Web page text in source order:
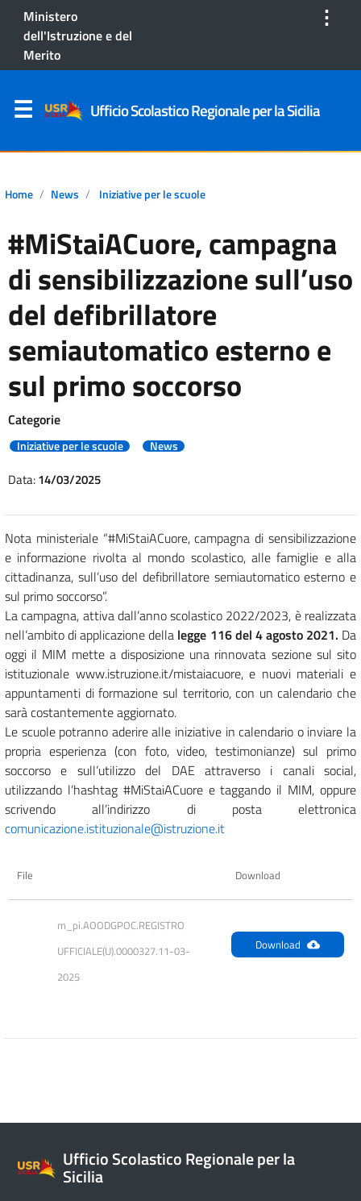
Ministero
dell'Istruzione e del
Merito
⋮
Ufficio Scolastico Regionale per la Sicilia
Home News Iniziative per le scuole
#MiStaiACuore, campagna
di sensibilizzazione sull’uso
del defibrillatore
semiautomatico esterno e
sul primo soccorso
Categorie
Iniziative per le scuole News
Data:14/03/2025
Nota ministeriale “#MiStaiACuore, campagna di sensibilizzazione
e informazione rivolta al mondo scolastico, alle famiglie e alla
cittadinanza, sull’uso del defibrillatore semiautomatico esterno e
sul primo soccorso”.
La campagna, attiva dall’anno scolastico 2022/2023, è realizzata
nell’ambito di applicazione della legge 116 del 4 agosto 2021. Da
oggi il MIM mette a disposizione una rinnovata sezione sul sito
istituzionale www.istruzione.it/mistaiacuore, e nuovi materiali e
appuntamenti di formazione sul territorio, con un calendario che
sarà costantemente aggiornato.
Le scuole potranno aderire alle iniziative in calendario o inviare la
propria esperienza (con foto, video, testimonianze) sul primo
soccorso e sull’utilizzo del DAE attraverso i canali social,
utilizzando l’hashtag #MiStaiACuore e taggando il MIM, oppure
scrivendo all’indirizzo di posta elettronica
comunicazione.istituzionale@istruzione.it
File Download
m_pi.AOODGPOC.REGISTRO
UFFICIALE(U).0000327.11-03-
2025
Download
Ufficio Scolastico Regionale per la
Sicilia